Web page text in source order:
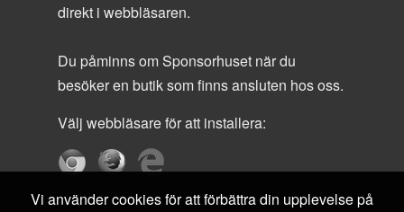
direkt i webbläsaren.
Du påminns om Sponsorhuset när du
besöker en butik som finns ansluten hos oss.
Välj webbläsare för att installera:
Vi använder cookies för att förbättra din upplevelse på